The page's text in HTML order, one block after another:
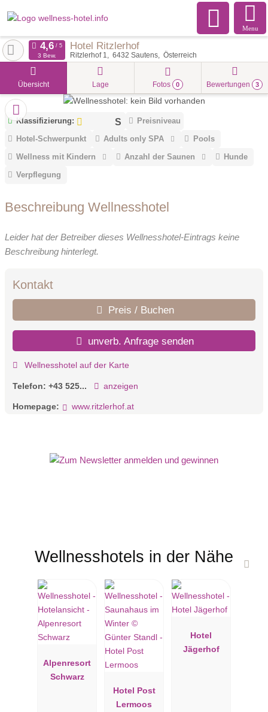
Menu
Hotel Ritzlerhof
Ritzlerhof 1 6432 Sautens Österreich
3 Bew.
Übersicht Lage Fotos 0 Bewertungen 3
Klassifizierung:
Preisniveau
Hotel-Schwerpunkt
Adults only SPA
Pools
Wellness mit Kindern
Anzahl der Saunen
Hunde
Verpflegung
Beschreibung Wellnesshotel
Leider hat der Betreiber dieses Wellnesshotel-Eintrags keine
Beschreibung hinterlegt.
Kontakt
Preis / Buchen
unverb. Anfrage senden
Wellnesshotel auf der Karte
Telefon: +43 525... anzeigen
Homepage: www.ritzlerhof.at
Wellnesshotels in der Nähe
Alpenresort
Schwarz
Hotel Post
Lermoos
Hotel
Jägerhof